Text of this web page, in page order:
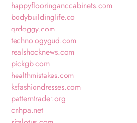
happyflooringandcabinets.com
bodybuildinglife.co
qrdoggy.com
technologygud.com
realshocknews.com
pickgb.com
healthmistakes.com
ksfashiondresses.com
patterntrader.org
cnhpa.net